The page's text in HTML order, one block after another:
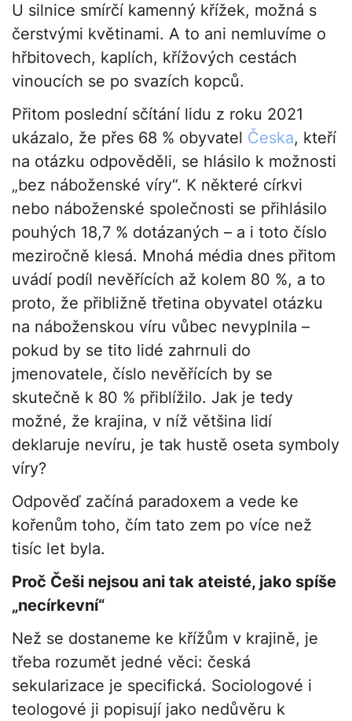
U silnice smírčí kamenný křížek, možná s
čerstvými květinami. A to ani nemluvíme o
hřbitovech, kaplích, křížových cestách
vinoucích se po svazích kopců.
Přitom poslední sčítání lidu z roku 2021
ukázalo, že přes 68 % obyvatel Česka, kteří
na otázku odpověděli, se hlásilo k možnosti
„bez náboženské víry“. K některé církvi
nebo náboženské společnosti se přihlásilo
pouhých 18,7 % dotázaných – a i toto číslo
meziročně klesá. Mnohá média dnes přitom
uvádí podíl nevěřících až kolem 80 %, a to
proto, že přibližně třetina obyvatel otázku
na náboženskou víru vůbec nevyplnila –
pokud by se tito lidé zahrnuli do
jmenovatele, číslo nevěřících by se
skutečně k 80 % přiblížilo. Jak je tedy
možné, že krajina, v níž většina lidí
deklaruje nevíru, je tak hustě oseta symboly
víry?
Odpověď začíná paradoxem a vede ke
kořenům toho, čím tato zem po více než
tisíc let byla.
Proč Češi nejsou ani tak ateisté, jako spíše
„necírkevní“
Než se dostaneme ke křížům v krajině, je
třeba rozumět jedné věci: česká
sekularizace je specifická. Sociologové i
teologové ji popisují jako nedůvěru k